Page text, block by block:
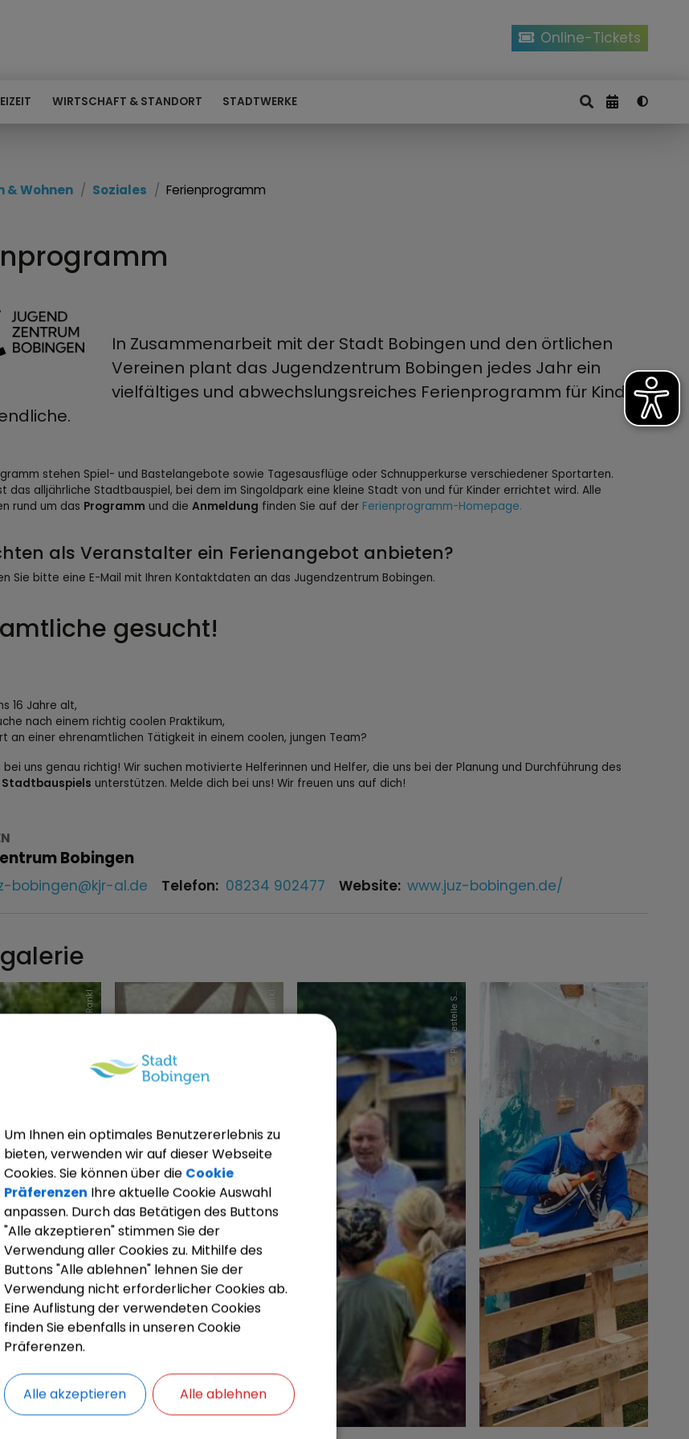
Online-Tickets
WIRTSCHAFT & STANDORT STADTWERKE
& Wohnen Soziales Ferienprogramm
In Zusammenarbeit mit der Stadt Bobingen und den örtlichen
Vereinen plant das Jugendzentrum Bobingen jedes Jahr ein
vielfältiges und abwechslungsreiches Ferienprogramm für Kinder
stehen Spiel- und Bastelangebote sowie Tagesausflüge oder Schnupperkurse verschiedener Sportarten.
das alljährliche Stadtbauspiel, bei dem im Singoldpark eine kleine Stadt von und für Kinder errichtet wird. Alle
rund um das Programm und dieAnmeldung finden Sie auf der Ferienprogramm-Homepage.
als Veranstalter ein Ferienangebot anbieten?
Sie bitte eine E-Mail mit Ihren Kontaktdaten an das Jugendzentrum Bobingen.
gesucht!
16 Jahre alt,
nach einem richtig coolen Praktikum,
an einer ehrenamtlichen Tätigkeit in einem coolen, jungen Team?
uns genau richtig! Wir suchen motivierte Helferinnen und Helfer, die uns bei der Planung und Durchführung des
Stadtbauspiels unterstützen. Melde dich bei uns! Wir freuen uns auf dich!
Bobingen
bobingen@kjr-al.de Telefon: 08234 902477 Website: www.juz-bobingen.de/
Dominik Rankl Dominik Rankl P
r
e
s
s
e
s
t
e
l
l
e
S
t
a
d
t
B
o
b
i
n
g
e
n
Um Ihnen ein optimales Benutzererlebnis zu
bieten, verwenden wir auf dieser Webseite
Cookies. Sie können über die Cookie
Präferenzen Ihre aktuelle Cookie Auswahl
anpassen. Durch das Betätigen des Buttons
"Alle akzeptieren" stimmen Sie der
Verwendung aller Cookies zu. Mithilfe des
Buttons "Alle ablehnen" lehnen Sie der
Verwendung nicht erforderlicher Cookies ab.
Eine Auflistung der verwendeten Cookies
finden Sie ebenfalls in unseren Cookie
Präferenzen.
Alle akzeptieren Alle ablehnen